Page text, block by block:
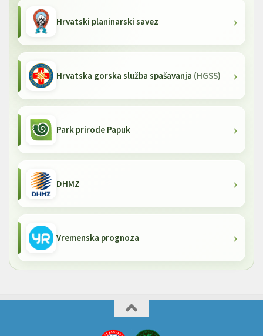
Hrvatski planinarski savez
Hrvatska gorska služba spašavanja (HGSS)
Park prirode Papuk
DHMZ
Vremenska prognoza